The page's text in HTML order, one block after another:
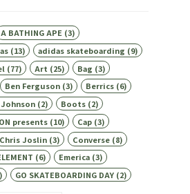
A BATHING APE(3)
(13) adidas skateboarding (9)
(77) Art (25) Bag (3)
Ben Ferguson(3) Berrics(6)
(2) Boots(2)
presents(10) Cap(3)
Chris Joslin(3) Converse(8)
(6) Emerica(3)
GO SKATEBOARDING DAY(2)